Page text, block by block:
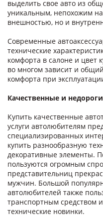
выделить свое авто из
уникальным, непохожим
внешностью, но и
Современные
технические
комфорта в салоне и цвет
во многом зависит и
комфорта при
Качественные и
Купить качественные
услуги автолюбителям
специализированных
купить разнообразную
декоративные элементы.
пользуются огромным
представительниц
мужчин. Большой
автолюбителей также
транспортным средством
технические новинки.